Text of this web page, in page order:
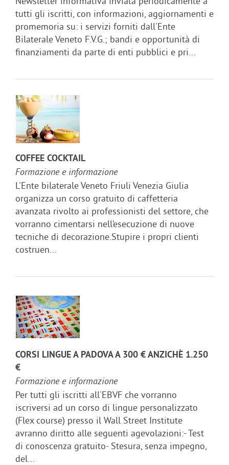
tutti gli iscritti, con informazioni, aggiornamenti e
promemoria su: i servizi forniti dall'Ente
Bilaterale Veneto F.V.G.; bandi e opportunità di
finanziamenti da parte di enti pubblici e pri...
COFFEE COCKTAIL
Formazione e informazione
L'Ente bilaterale Veneto Friuli Venezia Giulia
organizza un corso gratuito di caffetteria
avanzata rivolto ai professionisti del settore, che
vorranno cimentarsi nell’esecuzione di nuove
tecniche di decorazione.Stupire i propri clienti
costruen...
CORSI LINGUE A PADOVA A 300 € ANZICHÈ 1.250
€
Formazione e informazione
Per tutti gli iscritti all'EBVF che vorranno
iscriversi ad un corso di lingue personalizzato
(Flex course) presso il Wall Street Institute
avranno diritto alle seguenti agevolazioni:- Test
di conoscenza gratuito- Stesura, senza impegno,
del...